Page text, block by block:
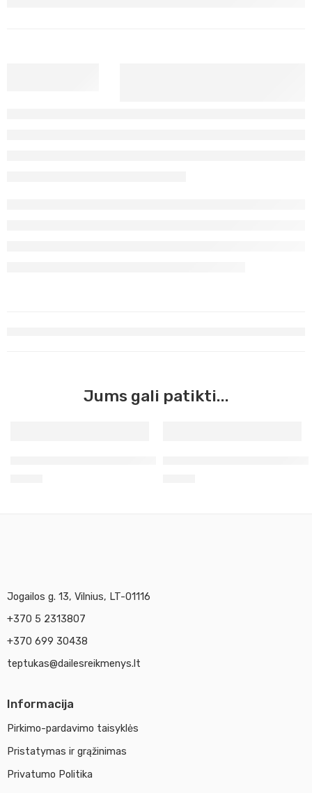
Jums gali patikti...
Jogailos g. 13, Vilnius, LT-01116
+370 5 2313807
+370 699 30438
teptukas@dailesreikmenys.lt
Informacija
Pirkimo-pardavimo taisyklės
Pristatymas ir grąžinimas
Privatumo Politika